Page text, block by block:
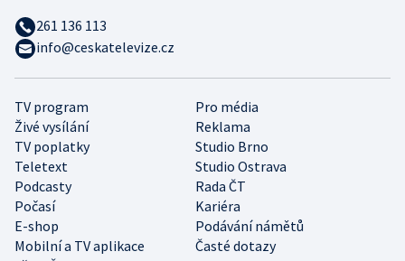
TV program
Pro média
Živé vysílání
Reklama
TV poplatky
Studio Brno
Teletext
Studio Ostrava
Podcasty
Rada ČT
Počasí
Kariéra
E-shop
Podávání námětů
Mobilní a TV aplikace
Časté dotazy
261 136 113
info@ceskatelevize.cz